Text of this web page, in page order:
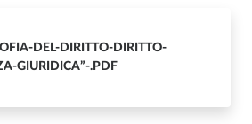
DEL-DIRITTO-DIRITTO-
GIURIDICA”-.PDF